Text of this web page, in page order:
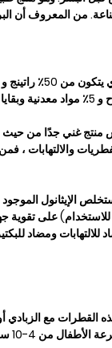
من المعروف أن
5٪ حبوب لقاح و 5٪ مواد
منتج غني جدًا من حيث
والالتهابات ،
الإيثانول
على تقوية
ومضاد
القطرات مع الزبادي